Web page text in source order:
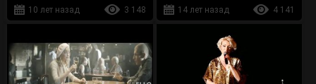
10 лет назад
3 148
14 лет назад
4 141